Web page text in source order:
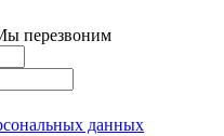
перезвоним
данных